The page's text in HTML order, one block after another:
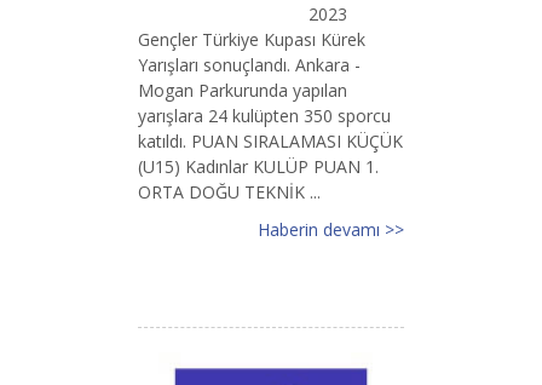
2023
Gençler Türkiye Kupası Kürek
Yarışları sonuçlandı. Ankara -
Mogan Parkurunda yapılan
yarışlara 24 kulüpten 350 sporcu
katıldı. PUAN SIRALAMASI KÜÇÜK
(U15) Kadınlar KULÜP PUAN 1.
ORTA DOĞU TEKNİK ...
Haberin devamı >>